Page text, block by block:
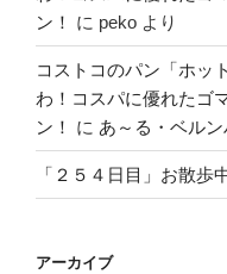
ン！
に peko より
コストコのパン「ホッ
わ！コスパに優れたゴ
ン！
に あ～る・ベル
「２５４日目」お散歩
アーカイブ